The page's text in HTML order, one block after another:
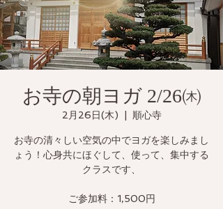
お寺の朝ヨガ 2/26㈭
2月26日(木) 順心寺
お寺の清々しい空気の中でヨガを楽しみまし
ょう！心身共にほぐして、使って、集中する
クラスです、
ご参加料：1,500円